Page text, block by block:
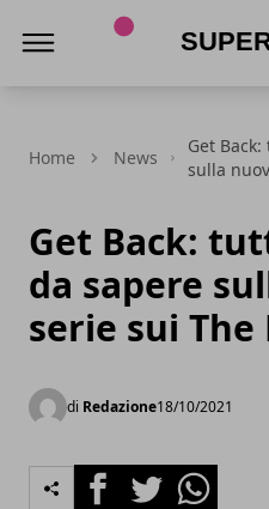
Home News
Get
sulla
Get Back:
da sapere
serie sui The
di Redazione18/10/2021
FacebookTwitterWhatsapp